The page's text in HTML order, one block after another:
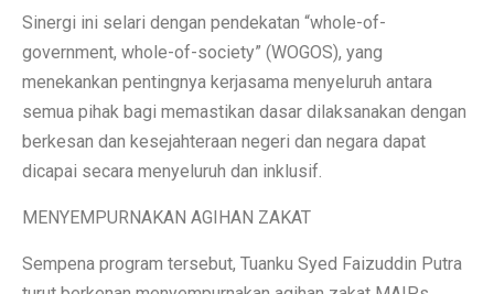
Sinergi ini selari dengan pendekatan “whole-of-
government, whole-of-society” (WOGOS), yang
menekankan pentingnya kerjasama menyeluruh antara
semua pihak bagi memastikan dasar dilaksanakan dengan
berkesan dan kesejahteraan negeri dan negara dapat
dicapai secara menyeluruh dan inklusif.
MENYEMPURNAKAN AGIHAN ZAKAT
Sempena program tersebut, Tuanku Syed Faizuddin Putra